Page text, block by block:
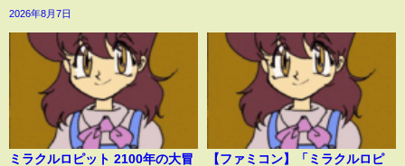
2026年8月7日
ミラクルロピット 2100年の大冒
【ファミコン】「ミラクルロピ